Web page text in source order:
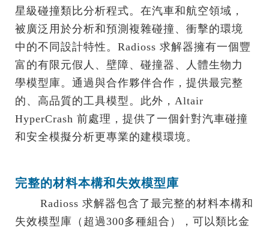
星級碰撞類比分析程式。在汽車和航空領域，
被廣泛用於分析和預測複雜碰撞、衝擊的環境
中的不同設計特性。Radioss 求解器擁有一個豐
富的有限元假人、壁障、碰撞器、人體生物力
學模型庫。通過與合作夥伴合作，提供最完整
的、高品質的工具模型。此外，Altair
HyperCrash 前處理，提供了一個針對汽車碰撞
和安全模擬分析更專業的建模環境。
完整的材料本構和失效模型庫
Radioss 求解器包含了最完整的材料本構和
失效模型庫（超過300多種組合），可以類比金